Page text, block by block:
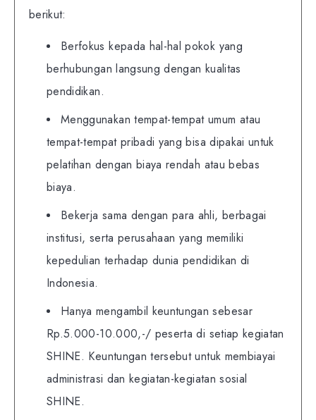
berikut:
Berfokus kepada hal-hal pokok yang
berhubungan langsung dengan kualitas
pendidikan.
Menggunakan tempat-tempat umum atau
tempat-tempat pribadi yang bisa dipakai untuk
pelatihan dengan biaya rendah atau bebas
biaya.
Bekerja sama dengan para ahli, berbagai
institusi, serta perusahaan yang memiliki
kepedulian terhadap dunia pendidikan di
Indonesia.
Hanya mengambil keuntungan sebesar
Rp.5.000-10.000,-/ peserta di setiap kegiatan
SHINE. Keuntungan tersebut untuk membiayai
administrasi dan kegiatan-kegiatan sosial
SHINE.